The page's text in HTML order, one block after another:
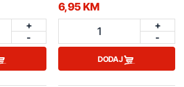
+
-
6,95 KM
1
+
-
DODAJ